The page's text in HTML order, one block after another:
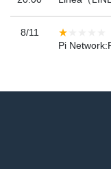
8/11
Pi